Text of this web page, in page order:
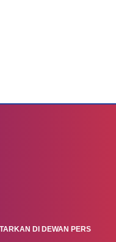
DI DEWAN PERS